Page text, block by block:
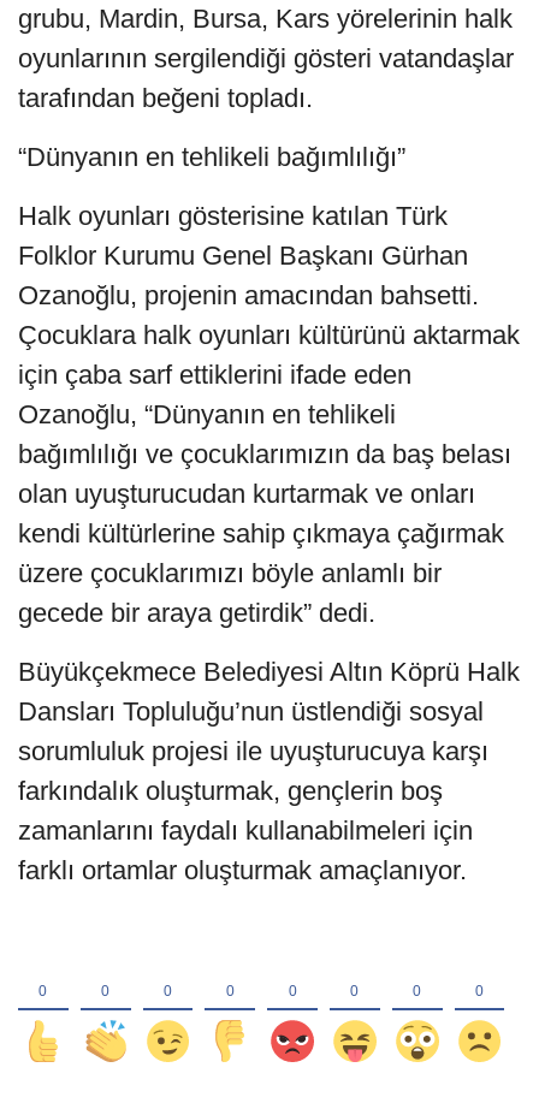
grubu, Mardin, Bursa, Kars yörelerinin halk
oyunlarının sergilendiği gösteri vatandaşlar
tarafından beğeni topladı.
“Dünyanın en tehlikeli bağımlılığı”
Halk oyunları gösterisine katılan Türk
Folklor Kurumu Genel Başkanı Gürhan
Ozanoğlu, projenin amacından bahsetti.
Çocuklara halk oyunları kültürünü aktarmak
için çaba sarf ettiklerini ifade eden
Ozanoğlu, “Dünyanın en tehlikeli
bağımlılığı ve çocuklarımızın da baş belası
olan uyuşturucudan kurtarmak ve onları
kendi kültürlerine sahip çıkmaya çağırmak
üzere çocuklarımızı böyle anlamlı bir
gecede bir araya getirdik” dedi.
Büyükçekmece Belediyesi Altın Köprü Halk
Dansları Topluluğu’nun üstlendiği sosyal
sorumluluk projesi ile uyuşturucuya karşı
farkındalık oluşturmak, gençlerin boş
zamanlarını faydalı kullanabilmeleri için
farklı ortamlar oluşturmak amaçlanıyor.